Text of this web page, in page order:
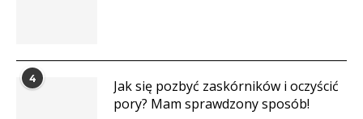
4
Jak się pozbyć zaskórników i oczyścić
pory? Mam sprawdzony sposób!